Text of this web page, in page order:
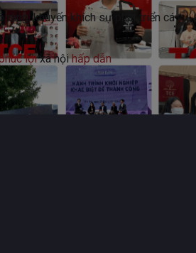
ràng, khuyến khích sự phát triển cá
lợixã hộihấp dẫn